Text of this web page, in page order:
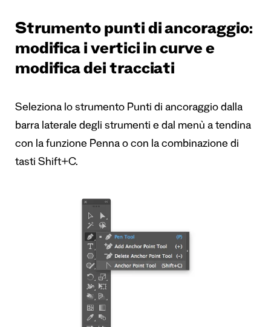
Strumento punti di ancoraggio:
modifica i vertici in curve e
modifica dei tracciati
Seleziona lo strumento Punti di ancoraggio dalla
barra laterale degli strumenti e dal menù a tendina
con la funzione Penna o con la combinazione di
tasti Shift+C.